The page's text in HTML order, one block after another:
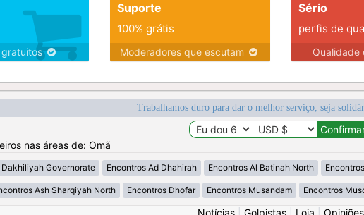
gratuitos
Suporte
100% grátis
Moderadores que escutam
Sério
perfis de
Qualidade
Trabalhamos duro para dar o melhor serviço, seja
nas áreas de: Omã
Dakhiliyah ‍Governorate Encontros Ad Dhahirah Encontros Al Batinah North
Ash Sharqiyah North Encontros Dhofar Encontros Musandam Encontros
Notícias Golpistas Loja Opiniões